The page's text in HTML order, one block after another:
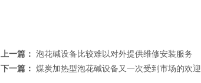
上一篇： 泡花碱设备比较难以对外提供维修安装服务
下一篇： 煤炭加热型泡花碱设备又一次受到市场的欢迎